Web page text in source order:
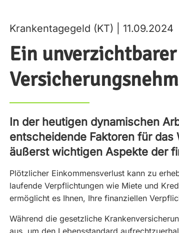
Krankentagegeld (KT) | 11.09.2024
Ein
In der heutigen dynamischen
entscheidende Faktoren für
äußerst wichtigen Aspekte der
Plötzlicher Einkommensverlust kann zu
laufende Verpflichtungen wie Miete und
ermöglicht es Ihnen, Ihre finanziellen
Während die gesetzliche